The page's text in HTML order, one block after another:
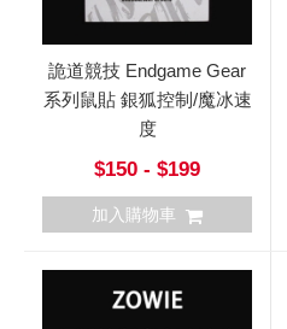
詭道競技 Endgame Gear
系列鼠貼 銀狐控制/魔冰速
度
$150 - $199
加入購物車